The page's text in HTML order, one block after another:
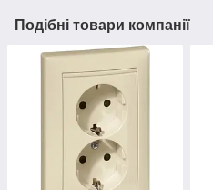
Подібні товари компанії